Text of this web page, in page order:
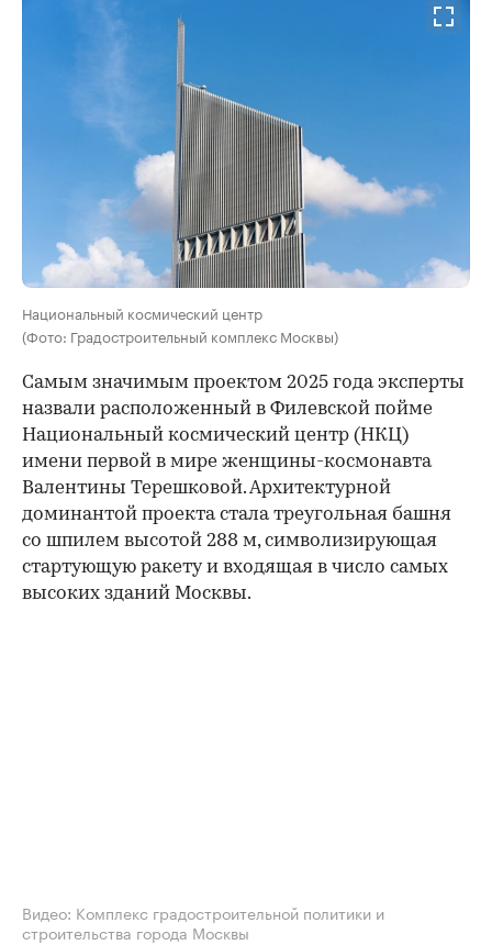
Национальный космический центр
(Фото: Градостроительный комплекс Москвы)
00:00 / 00:00
Самым значимым проектом 2025 года эксперты
назвали расположенный в Филевской пойме
Национальный космический центр (НКЦ)
имени первой в мире женщины-космонавта
Валентины Терешковой. Архитектурной
доминантой проекта стала треугольная башня
со шпилем высотой 288 м, символизирующая
стартующую ракету и входящая в число самых
высоких зданий Москвы.
Видео: Комплекс градостроительной политики и
строительства города Москвы